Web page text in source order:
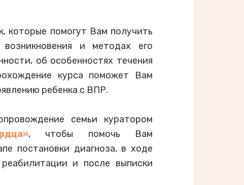
которые помогут Вам получить
и методах его
об особенностях течения
курса поможет Вам
ребенка с ВПР.
семьи куратором
, чтобы помочь Вам
постановки диагноза, в ходе
и после выписки